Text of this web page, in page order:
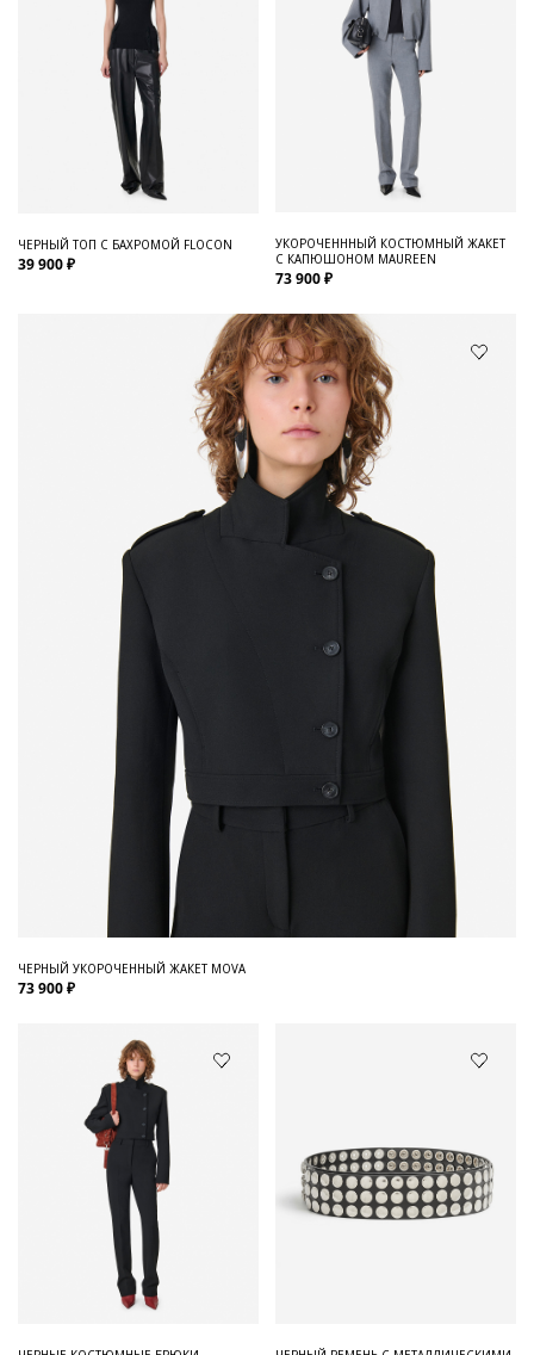
ЧЕРНЫЙ ТОП С БАХРОМОЙ FLOCON
39 900 ₽
УКОРОЧЕНННЫЙ КОСТЮМНЫЙ ЖАКЕТ
С КАПЮШОНОМ MAUREEN
73 900 ₽
ЧЕРНЫЙ УКОРОЧЕННЫЙ ЖАКЕТ MOVA
73 900 ₽